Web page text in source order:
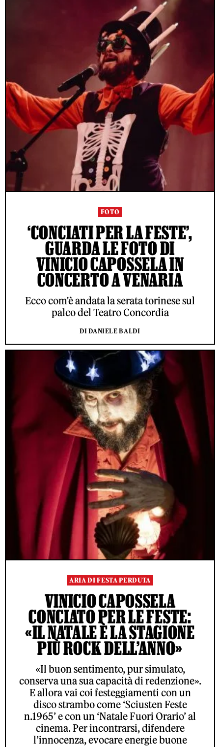
FOTO
‘CONCIATI PER LA FESTE’,
GUARDA LE FOTO DI
VINICIO CAPOSSELA IN
CONCERTO A VENARIA
Ecco com'è andata la serata torinese sul
palco del Teatro Concordia
DI DANIELE BALDI
ARIA DI FESTA PERDUTA
VINICIO CAPOSSELA
CONCIATO PER LE FESTE:
«IL NATALE È LA STAGIONE
PIÙ ROCK DELL’ANNO»
«Il buon sentimento, pur simulato,
conserva una sua capacità di redenzione».
E allora vai coi festeggiamenti con un
disco strambo come ‘Sciusten Feste
n.1965’ e con un ‘Natale Fuori Orario’ al
cinema. Per incontrarsi, difendere
l’innocenza, evocare energie buone